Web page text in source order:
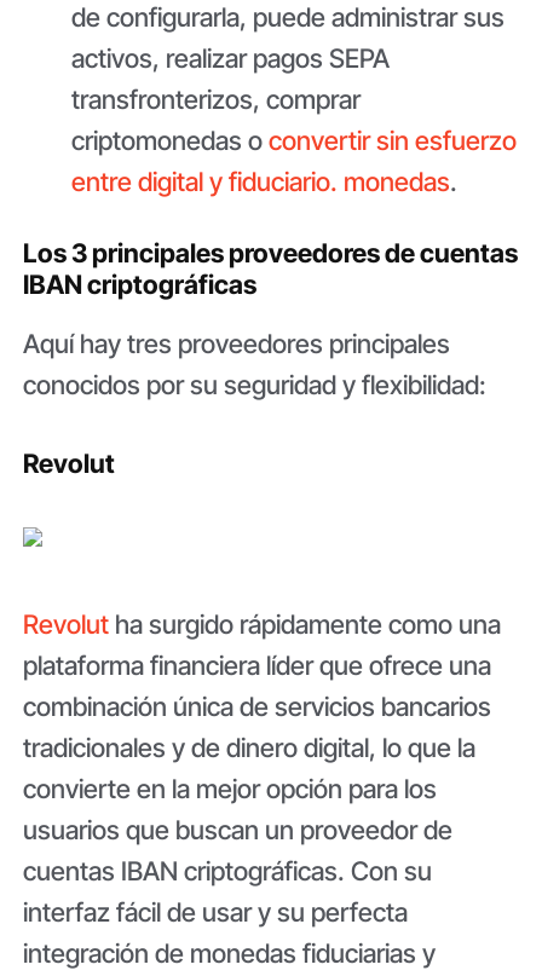
de configurarla, puede administrar sus
activos, realizar pagos SEPA
transfronterizos, comprar
criptomonedas oconvertir sin esfuerzo
entre digital y fiduciario. monedas.
Los 3 principales proveedores de cuentas
IBAN criptográficas
Aquí hay tres proveedores principales
conocidos por su seguridad y flexibilidad:
Revolut
Revolut ha surgido rápidamente como una
plataforma financiera líder que ofrece una
combinación única de servicios bancarios
tradicionales y de dinero digital, lo que la
convierte en la mejor opción para los
usuarios que buscan un proveedor de
cuentas IBAN criptográficas. Con su
interfaz fácil de usar y su perfecta
integración de monedas fiduciarias y